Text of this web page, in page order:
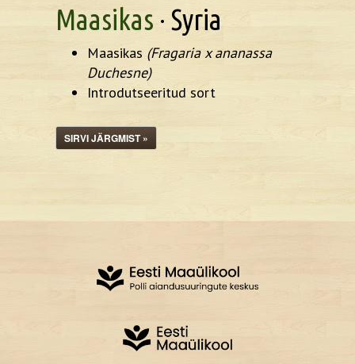
Maasikas · Syria
Maasikas (Fragaria x ananassa
Duchesne)
Introdutseeritud sort
SIRVI JÄRGMIST »